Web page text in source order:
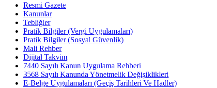
Resmi Gazete
Kanunlar
Tebliğler
Pratik Bilgiler (Vergi Uygulamaları)
Pratik Bilgiler (Sosyal Güvenlik)
Mali Rehber
Dijital Takvim
7440 Sayılı Kanun Uygulama Rehberi
3568 Sayılı Kanunda Yönetmelik Değişiklikleri
E-Belge Uygulamaları (Geçiş Tarihleri Ve Hadler)